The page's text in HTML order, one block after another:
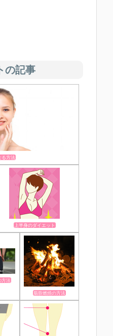
の記事
る方法
上半身のダイエット
方法
脂肪燃焼の方法